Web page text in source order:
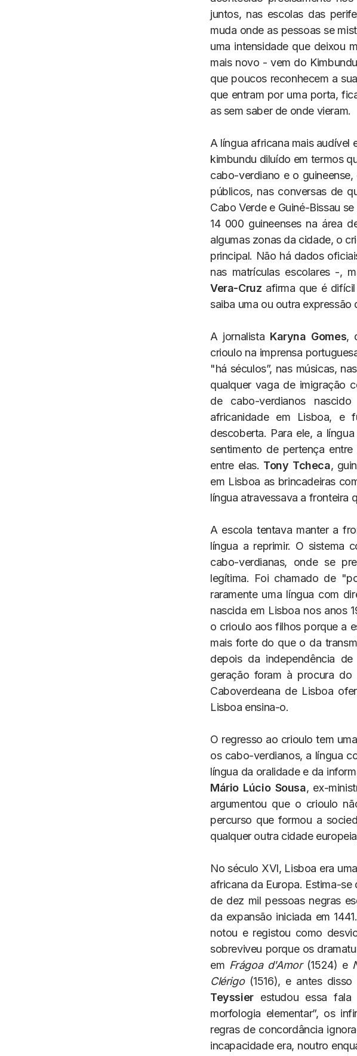
juntos, nas escolas das
muda onde as pessoas se
uma intensidade que deixou
mais novo - vem do Kimbundu
que poucos reconhecem a
que entram por uma porta,
as sem saber de onde vieram.
A língua africana mais audível
kimbundu diluído em termos
cabo-verdiano e o
públicos, nas conversas de
Cabo Verde e Guiné-Bissau
14 000 guineenses na área
algumas zonas da cidade, o
principal. Não há dados
nas matrículas escolares -,
Vera-Cruz afirma que é
saiba uma ou outra expressão
A jornalista Karyna Gomes,
crioulo na imprensa
"há séculos”, nas músicas,
qualquer vaga de imigração
de cabo-verdianos
africanidade em Lisboa, e
descoberta. Para ele, a
sentimento de pertença
entre elas. Tony Tcheca,
em Lisboa as brincadeiras
língua atravessava a fronteira
A escola tentava manter a
língua a reprimir. O sistema
cabo-verdianas, onde se
legítima. Foi chamado de
raramente uma língua com
nascida em Lisboa nos anos
o crioulo aos filhos porque a
mais forte do que o da
depois da independência
geração foram à procura
Caboverdeana de Lisboa
Lisboa ensina-o.
O regresso ao crioulo tem
os cabo-verdianos, a língua
língua da oralidade e da
Mário Lúcio Sousa, ex-
argumentou que o crioulo
percurso que formou a
qualquer outra cidade
No século XVI, Lisboa era
africana da Europa. Estima-
de dez mil pessoas negras
da expansão iniciada em
notou e registou como
sobreviveu porque os
em Frágoa d'Amor(1524) e
Clérigo(1516), e antes disso
Teyssierestudou essa fala
morfologia elementar”, os
regras de concordância
incapacidade era, noutro